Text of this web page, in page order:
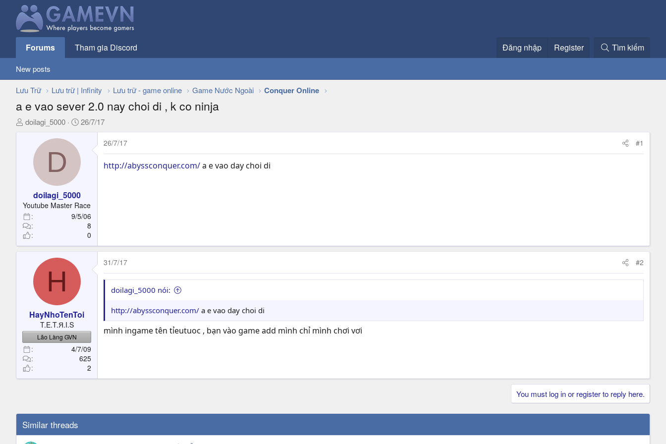
Forums Tham gia Discord Đăng nhập Register Tìm kiếm
New posts
Lưu Trữ Lưu trữ | Infinity Lưu trữ - game online Game Nước Ngoài Conquer Online
a e vao sever 2.0 nay choi di , k co ninja
T
a
r
t
e
r
doilagi_5000
N
g
26/7/17
D
doilagi_5000
Youtube Master Race
9/5/06
8
0
26/7/17 #1
http://abyssconquer.com/a e vao day choi di
H
HayNhoTenToi
T.E.T.Я.I.S
Lão Làng GVN
4/7/09
625
2
31/7/17 #2
doilagi_5000 nói:
http://abyssconquer.com/ a e vao day choi di
mình ingame tên tỉeutuoc , bạn vào game add mình chỉ mình chơi vơi
You must log in or register to reply here.
Similar threads